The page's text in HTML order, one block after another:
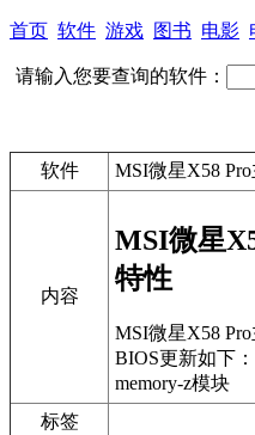
首页 软件 游戏 图书 电影
请输入您要查询的软件：
软件 MSI微星X58
内容
MSI微星
特性
MSI微星X58
BIOS更新如下
memory-z模块
标签